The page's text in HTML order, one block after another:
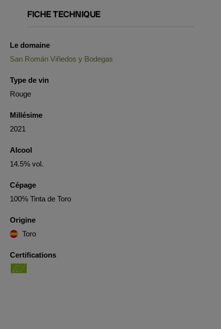
FICHE TECHNIQUE
Le domaine
San Román Viñedos y Bodegas
Type de vin
Rouge
Millésime
2021
Alcool
14.5% vol.
Cépage
100% Tinta de Toro
Origine
Toro
Certifications